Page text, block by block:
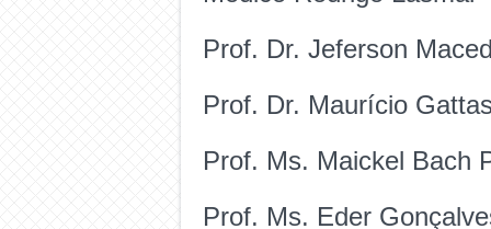
Prof. Dr. Jeferson
Prof. Dr. Maurício
Prof. Ms. Maickel Bach
Prof. Ms. Eder